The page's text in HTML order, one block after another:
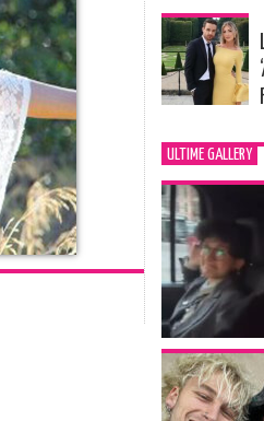
ULTIME GALLERY